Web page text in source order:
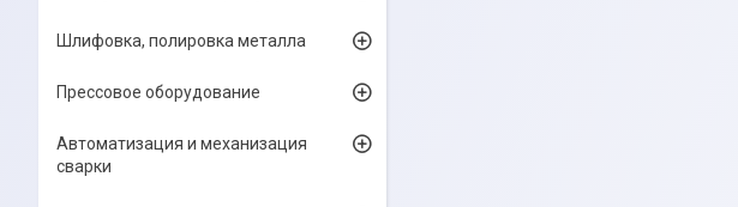
Шлифовка, полировка металла
Прессовое оборудование
Автоматизация и механизация
сварки